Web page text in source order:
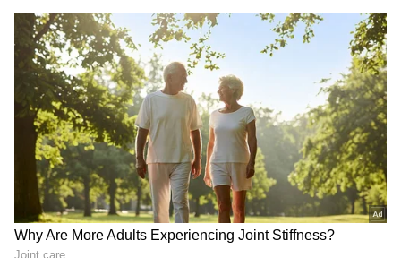
ನಟಿಯ ಶಾಕಿಂಗ್ ಹೇಳಿಕೆಗೆ ಸಿನಿರಂಗ ಶಾಕ್!
Yash-Toxic: ಕಿಯಾರ ಮೇಲೆ ಮುತ್ತಿನ ಮಳೆ..
ಹೊರಬಂತು ಮೋಸದ ಕಥೆ; ಮಿತಿಮೀರಿಸುತ್ತಿದೆ ಟಾಕ್ಸಿಕ್
ಕ್ರೇಜ್!
3
5